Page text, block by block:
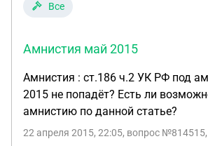
Все
Амнистия май 2015
Амнистия : ст.186 ч.2 УК РФ под
2015 не попадёт? Есть ли
амнистию по данной статье?
22 апреля 2015, 22:05, вопрос